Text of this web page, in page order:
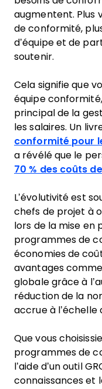
augmentent. Plus
de conformité,
d’équipe et de
soutenir.
Cela signifie que
équipe
principal de la
les salaires. Un
conformité pour
a révélé que le
70 % des coûts
L’évolutivité est
chefs de projet à
lors de la mise en
programmes de
économies de
avantages
globale grâce à
réduction de la
accrue à l’échelle
Que vous
programmes de
l’aide d’un outil
connaissances et